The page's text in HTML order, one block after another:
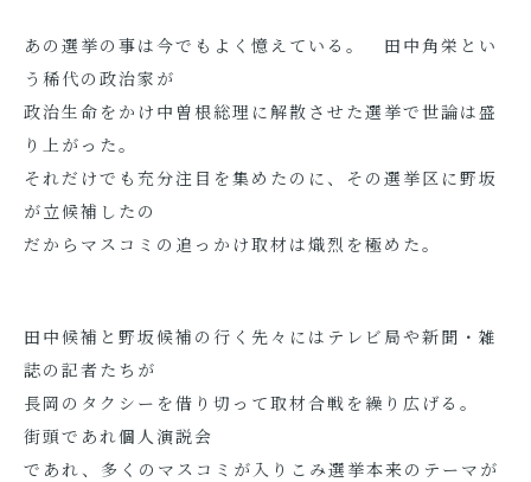
あの選挙の事は今でもよく憶えている。 田中角栄とい
う稀代の政治家が
政治生命をかけ中曽根総理に解散させた選挙で世論は盛
り上がった。
それだけでも充分注目を集めたのに、その選挙区に野坂
が立候補したの
だからマスコミの追っかけ取材は熾烈を極めた。
田中候補と野坂候補の行く先々にはテレビ局や新聞・雑
誌の記者たちが
長岡のタクシーを借り切って取材合戦を繰り広げる。
街頭であれ個人演説会
であれ、多くのマスコミが入りこみ選挙本来のテーマが